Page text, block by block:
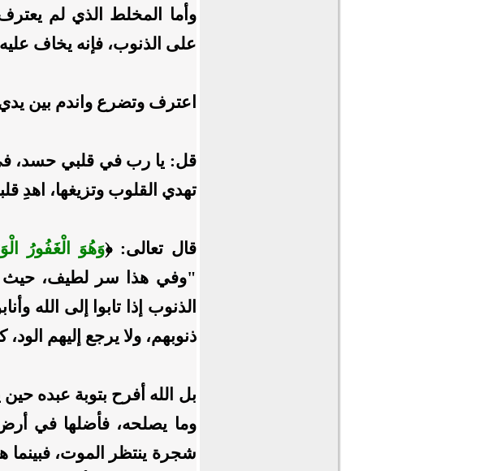
وأما المخلط الذي لم
على الذنوب، فإنه يخاف
اعترف وتضرع واندم بين
قل: يا رب في قلبي حسد،
تهدي القلوب وتزيغها، اهدِ
قال تعالى:﴿وَهُوَ الْغَفُورُ
"وفي هذا سر لطيف، حيث
الذنوب إذا تابوا إلى الله
ذنوبهم، ولا يرجع إليهم
بل الله أفرح بتوبة عبده
وما يصلحه، فأضلها في
شجرة ينتظر الموت، فبينما